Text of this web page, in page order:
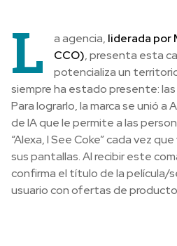
L a agencia, liderada por
CCO), presenta esta
potencializa un
siempre ha estado presente: las
Para lograrlo, la marca se unió a
de IA que le permite a las
“Alexa, I See Coke” cada vez
sus pantallas. Al recibir este
confirma el título de la película/
usuario con ofertas de